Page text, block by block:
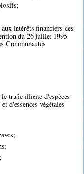
intérêts financiers des
du 26 juillet 1995
Communautés
trafic illicite d'espèces
d'essences végétales